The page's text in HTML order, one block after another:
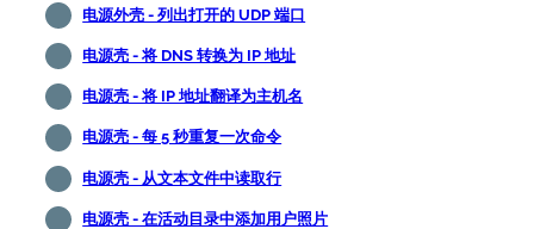
电源外壳 - 列出打开的 UDP 端口
电源壳 - 将 DNS 转换为 IP 地址
电源壳 - 将 IP 地址翻译为主机名
电源壳 - 每 5 秒重复一次命令
电源壳 - 从文本文件中读取行
电源壳 - 在活动目录中添加用户照片